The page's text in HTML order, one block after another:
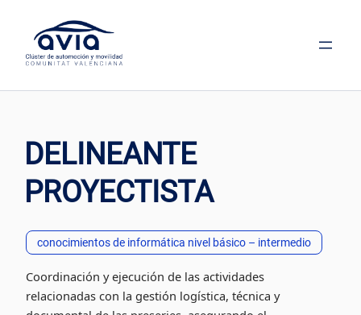
contenido
DELINEANTE
PROYECTISTA
conocimientos de informática nivel básico – intermedio
Coordinación y ejecución de las actividades
relacionadas con la gestión logística, técnica y